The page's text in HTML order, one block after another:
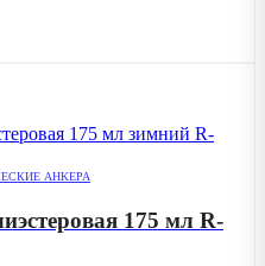
АНКЕРА
175 мл R-